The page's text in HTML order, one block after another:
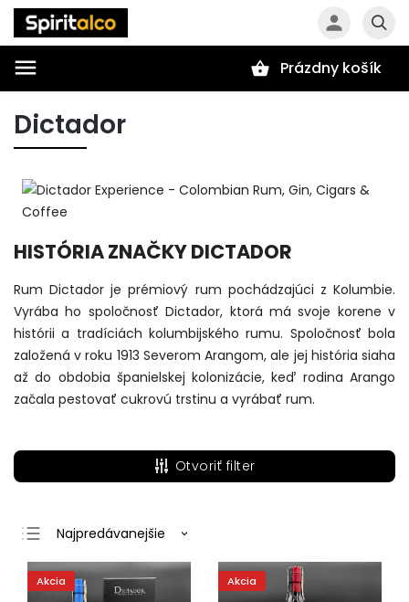
Prázdny košík
Dictador
HISTÓRIA ZNAČKY DICTADOR
Rum Dictador je prémiový rum pochádzajúci z Kolumbie.
Vyrába ho spoločnosť Dictador, ktorá má svoje korene v
histórii a tradíciách kolumbijského rumu. Spoločnosť bola
založená v roku 1913 Severom Arangom, ale jej história siaha
až do obdobia španielskej kolonizácie, keď rodina Arango
začala pestovať cukrovú trstinu a vyrábať rum.
Otvoriť filter
Najpredávanejšie
Najlacnejšie
Najdrahšie
Akcia Akcia